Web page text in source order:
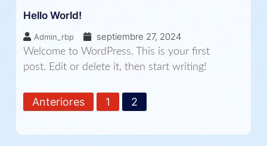
Hello World!
Admin_rbp septiembre 27, 2024
Welcome to WordPress. This is your first
post. Edit or delete it, then start writing!
P
s
Anteriores 1 2